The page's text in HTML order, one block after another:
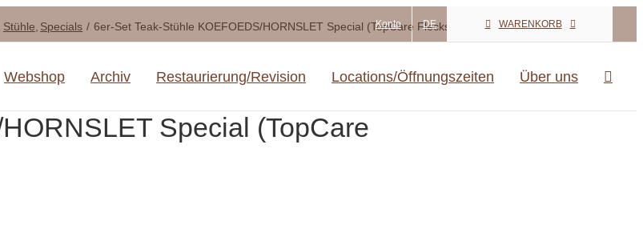
Konto DE WARENKORB
Webshop Archiv Restaurierung/Revision Locations/Öffnungszeiten Über uns
Stühle Specials 6er-Set Teak-Stühle KOEFOEDS/HORNSLET Special (TopCare Fleckschutz-Garantie)
Special (TopCare